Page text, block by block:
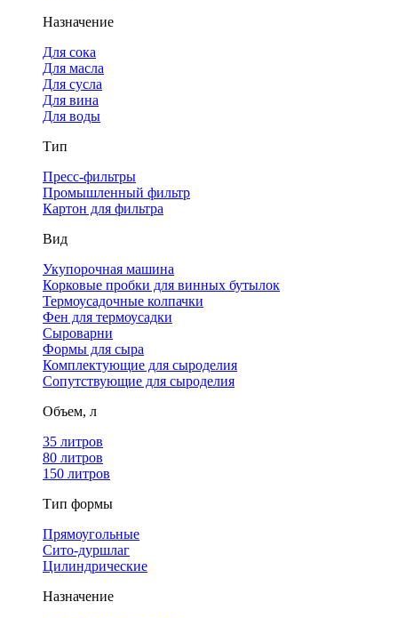
Назначение
Для сока
Для масла
Для сусла
Для вина
Для воды
Тип
Пресс-фильтры
Промышленный фильтр
Картон для фильтра
Вид
Укупорочная машина
Корковые пробки для винных бутылок
Термоусадочные колпачки
Фен для термоусадки
Сыроварни
Формы для сыра
Комплектующие для сыроделия
Сопутствующие для сыроделия
Объем, л
35 литров
80 литров
150 литров
Тип формы
Прямоугольные
Сито-дуршлаг
Цилиндрические
Назначение